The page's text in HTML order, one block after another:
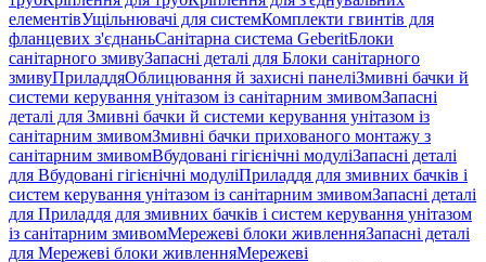
елементівУщільнювачі для системКомплекти гвинтів для
фланцевих з'єднаньСанітарна система GeberitБлоки
санітарного змивуЗапасні деталі для Блоки санітарного
змивуПриладдяОблицювання й захисні панеліЗмивні бачки й
системи керування унітазом із санітарним змивомЗапасні
деталі для Змивні бачки й системи керування унітазом із
санітарним змивомЗмивні бачки прихованого монтажу з
санітарним змивомВбудовані гігієнічні модуліЗапасні деталі
для Вбудовані гігієнічні модуліПриладдя для змивних бачків і
систем керування унітазом із санітарним змивомЗапасні деталі
для Приладдя для змивних бачків і систем керування унітазом
із санітарним змивомМережеві блоки живленняЗапасні деталі
для Мережеві блоки живленняМережеві